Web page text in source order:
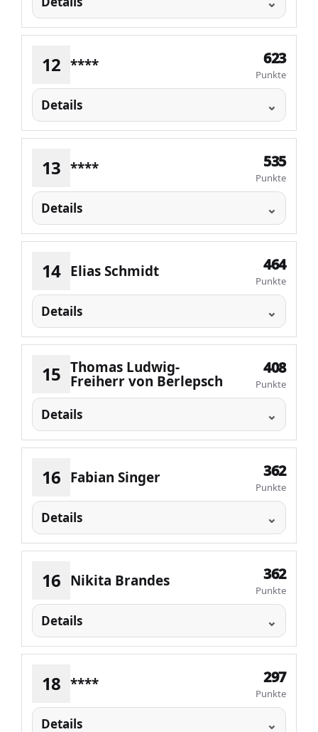
12 **** 623
Punkte
Details
13 **** 535
Punkte
Details
14 Elias Schmidt 464
Punkte
Details
15 Thomas Ludwig-
Freiherr von Berlepsch
408
Punkte
Details
16 Fabian Singer 362
Punkte
Details
16 Nikita Brandes 362
Punkte
Details
18 **** 297
Punkte
Details